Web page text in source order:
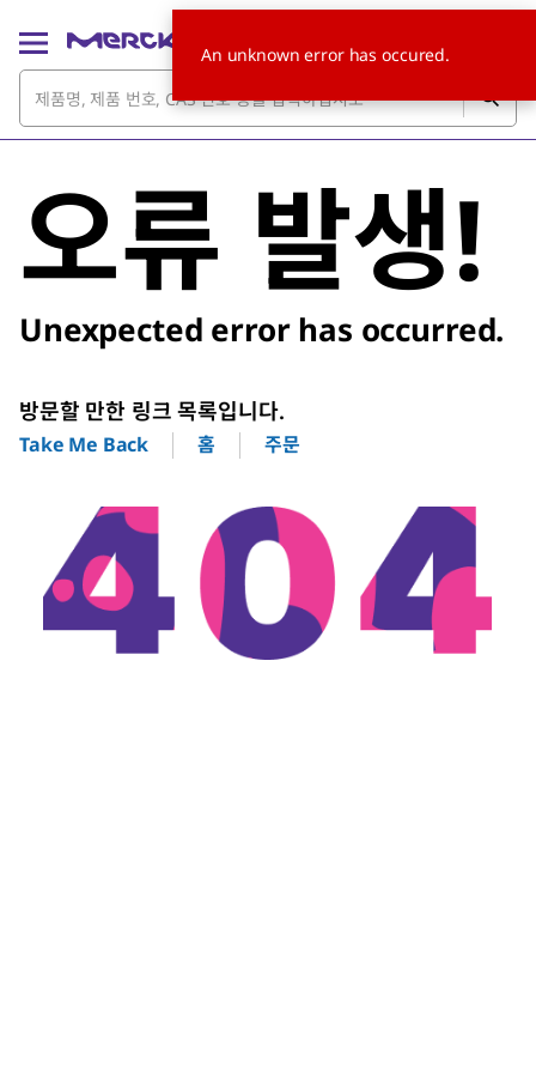
오류 발생!
Unexpected error has occurred.
방문할 만한 링크 목록입니다.
Take Me Back 홈 주문
An unknown error has occured.